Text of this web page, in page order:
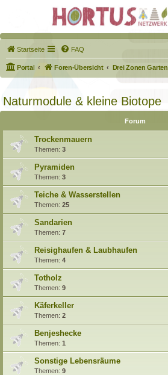
Startseite FAQ
Portal Foren-Übersicht Drei Zonen Garten
Naturmodule & kleine Biotope
Forum
Trockenmauern
Themen: 3
Pyramiden
Themen: 3
Teiche & Wasserstellen
Themen: 25
Sandarien
Themen: 7
Reisighaufen & Laubhaufen
Themen: 4
Totholz
Themen: 9
Käferkeller
Themen: 2
Benjeshecke
Themen: 1
Sonstige Lebensräume
Themen: 9